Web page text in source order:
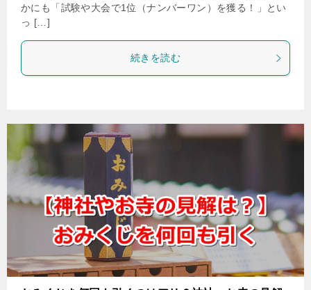
かにも「試験や大会で1位（ナンバーワン）を獲る！」とい
っ […]
続きを読む